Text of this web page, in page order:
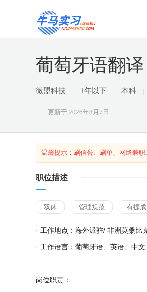
葡萄牙语翻译
微盟科技 1年以下 本科
更新于 2026年8月7日
温馨提示：刷信誉、刷单、网络兼
职位描述
双休 管理规范 有提成
· 工作地点：海外派驻/ 非洲莫桑比
· 工作语言：葡萄牙语、英语、中文
岗位职责：